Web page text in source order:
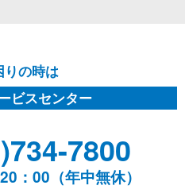
りの時は
ビスセンター
7800
：00（年中無休）